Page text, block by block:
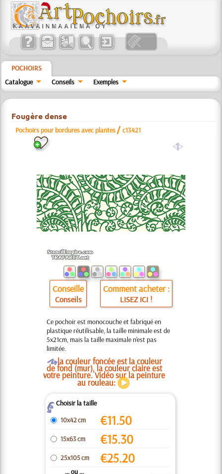
POCHOIRS
Catalogue
Conseils Exemples
Fougère dense
Pochoirs pour bordures avec plantes /c13421
a
Conseille
Conseils
Comment acheter :
LISEZ ICI !
Ce pochoir est monocouche et fabriqué en
plastique réutilisable, la taille minimale est de
5x21cm, mais la taille maximale n'est pas
limitée.
Ola couleur foncée est la couleur
de fond (mur), la couleur claire est
votre peinture. Vidéo sur la peinture
au rouleau:
ZChoisir la taille
10x42 cm
€11.50
15x63 cm €15.30
25x105 cm €25.20
... ou ...